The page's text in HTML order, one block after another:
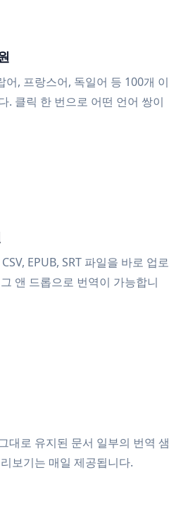
어, 프랑스어, 독일어 등 100개 이
. 클릭 한 번으로 어떤 언어 쌍이
EPUB, SRT 파일을 바로 업로
앤 드롭으로 번역이 가능합니
대로 유지된 문서 일부의 번역 샘
보기는 매일 제공됩니다.